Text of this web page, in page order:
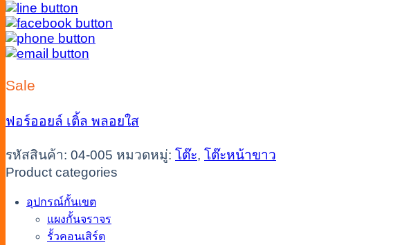
Sale
ฟอร์ออยล์ เติ้ล พลอยใส
รหัสสินค้า: 04-005 หมวดหมู่: โต๊ะ, โต๊ะหน้าขาว
Product categories
อุปกรณ์กั้นเขต
แผงกั้นจราจร
รั้วคอนเสิร์ต